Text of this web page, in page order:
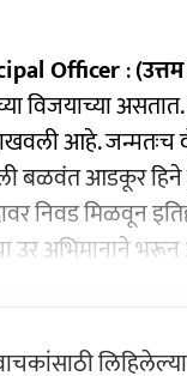
Officer:
विजयाच्या
आहे. जन्मतःच
बळवंत आडकूर
निवड
उर अभिमानाने